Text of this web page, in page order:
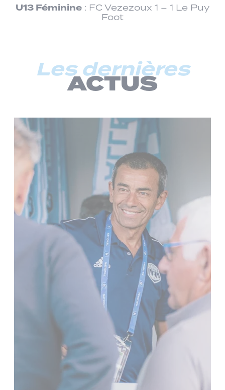
U13 Féminine : FC Vezezoux 1 – 1 Le Puy
Foot
Les dernières
ACTUS